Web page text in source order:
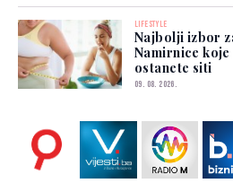
LIFESTYLE
Najbolji izbor
Namirnice koje
ostanete siti
09. 08. 2026.